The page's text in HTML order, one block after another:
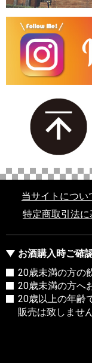
当サイトについ
特定商取引法
お酒購入時ご確
20歳未満の方の
20歳未満の方へ
20歳以上の年齢
販売は致しません